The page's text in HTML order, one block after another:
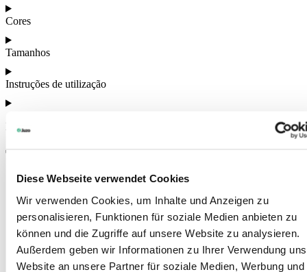
Diese Webseite verwendet Cookies
Wir verwenden Cookies, um Inhalte und Anzeigen zu
personalisieren, Funktionen für soziale Medien anbieten zu
können und die Zugriffe auf unsere Website zu analysieren.
Außerdem geben wir Informationen zu Ihrer Verwendung
Website an unsere Partner für soziale Medien, Werbung und
Cores
Tamanhos
Instruções de utilização
Mais informações
Também poderá estar interessado em